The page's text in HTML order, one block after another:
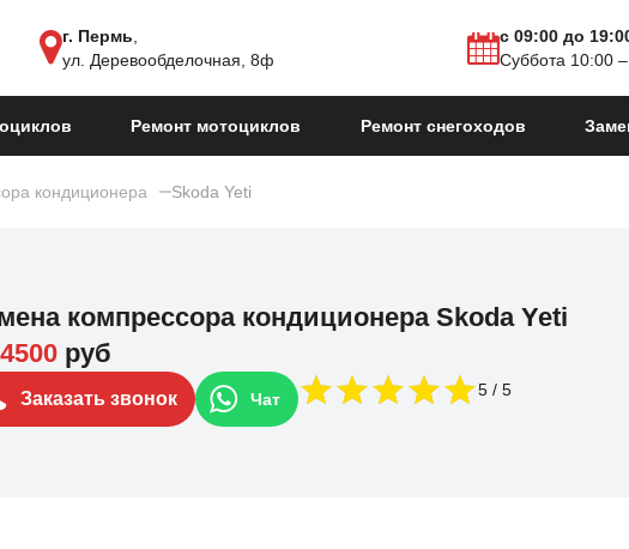
г. Пермь
ул. Деревообделочная, 8ф
с 09:00 до
Суббота 10:00
Ремонт мотоциклов Ремонт снегоходов
кондиционера Skoda Yeti
компрессора кондиционера Skoda Yeti
4500 руб
Заказать звонок Чат 5